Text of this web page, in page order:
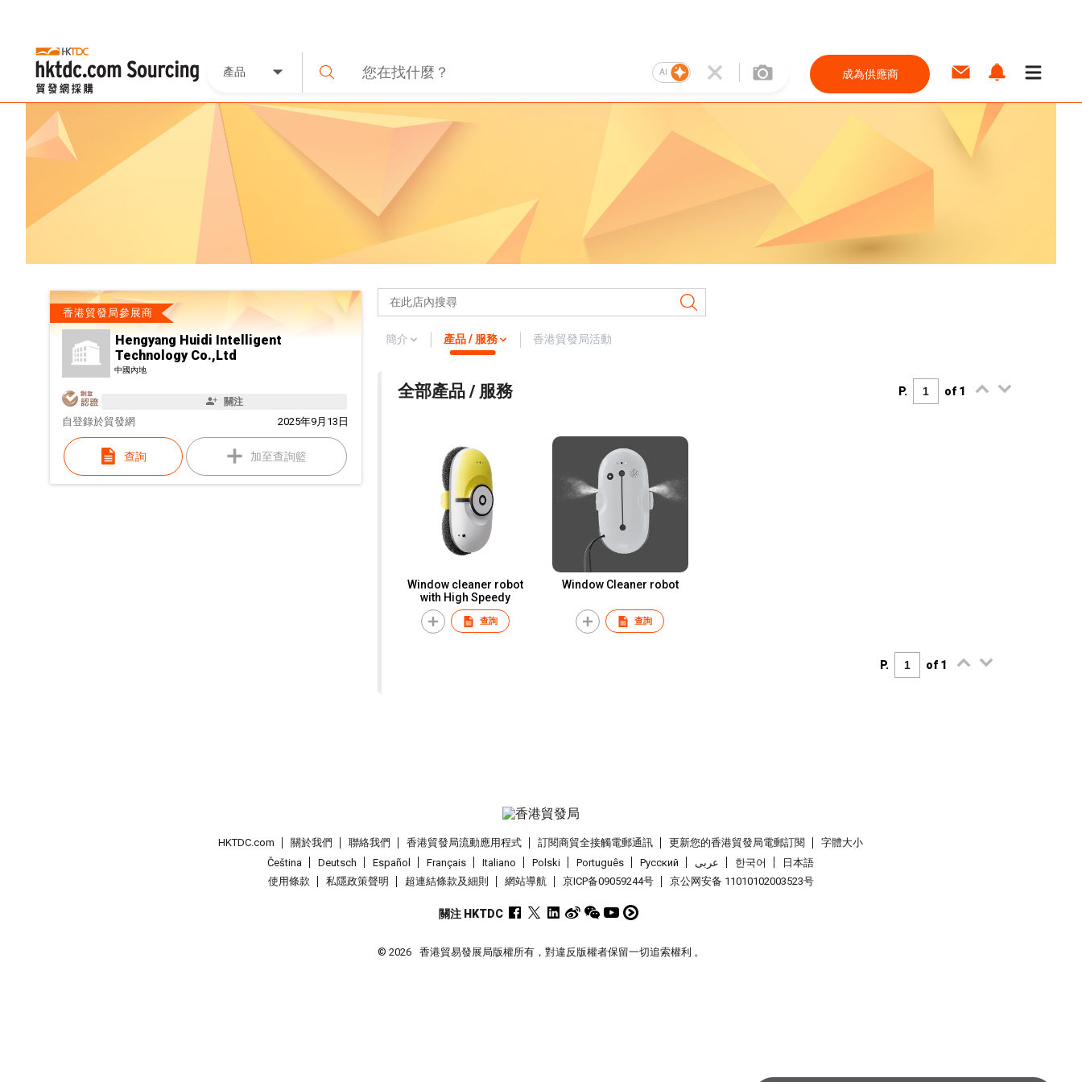
產品 AI 成為供應商
香港貿發局參展商
Hengyang Huidi Intelligent
Technology Co.,Ltd
中國內地
關注
自 2025年9月13日
登錄於貿發網
查詢 加至查詢籃
簡介 產品 / 服務 香港貿發局活動
全部產品 / 服務 P. of 1
Window cleaner robot
with High Speedy
查詢
Window Cleaner robot
查詢
P. of 1
HKTDC.com 關於我們 聯絡我們 香港貿發局流動應用程式 訂閱商貿全接觸電郵通訊 更新您的香港貿發局電郵訂閱
字體大小
Čeština
Deutsch Español Français Italiano Polski Português Pусский عربى 한국어
日本語
使用條款
私隱政策聲明 超連結條款及細則 網站導航 京ICP备09059244号 京公网安备 11010102003523号
關注 HKTDC
© 2026 香港貿易發展局版權所有，對違反版權者保留一切追索權利 。